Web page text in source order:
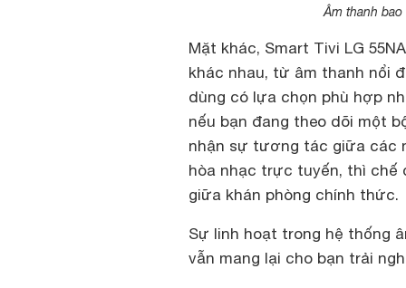
Âm thanh
Mặt khác, Smart Tivi LG
khác nhau, từ âm thanh nổi
dùng có lựa chọn phù hợp
nếu bạn đang theo dõi một
nhận sự tương tác giữa các
hòa nhạc trực tuyến, thì chế
giữa khán phòng chính thức.
Sự linh hoạt trong hệ thống
vẫn mang lại cho bạn trải